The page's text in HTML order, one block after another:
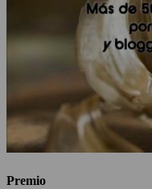
Premio